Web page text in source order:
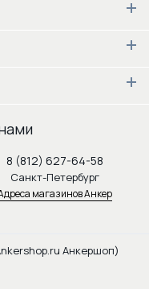
8 (812) 627-64-58
Санкт-Петербург
магазинов Анкер
Анкершоп)